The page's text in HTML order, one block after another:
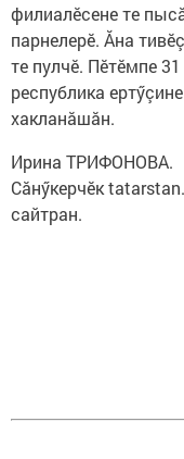
филиалӗсене те
парнелерӗ. Ăна
те пулчӗ. Пӗтӗмпе
республика
хакланăшăн.​ ​
Ирина ТРИФОНОВА.
Сăнӳкерчӗк​
сайтран.